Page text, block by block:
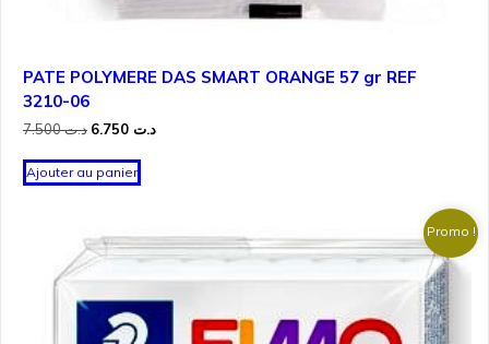
PATE POLYMERE DAS SMART ORANGE 57 gr REF
3210-06
د.ت7.500
Le
initial
était :
د.تLe
Ajouter au panier
Promo !